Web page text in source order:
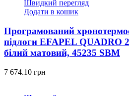
Швидкий перегляд
Додати в кошик
Програмований
підлоги EFAPEL QUADRO
білий матовий, 45235 SBM
7 674.10 грн